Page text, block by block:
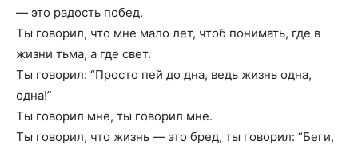
— это радость побед.
Ты говорил, что мне мало лет, чтоб понимать, где в
жизни тьма, а где свет.
Ты говорил: “Просто пей до дна, ведь жизнь одна,
одна!”
Ты говорил мне, ты говорил мне.
Ты говорил, что жизнь — это бред, ты говорил: “Беги,